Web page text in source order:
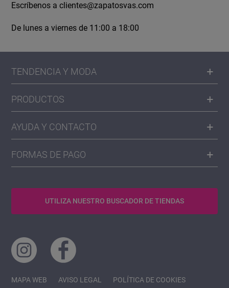
Escríbenos aclientes@zapatosvas.com
De lunes a viernes de 11:00 a 18:00
TENDENCIA Y MODA
PRODUCTOS
AYUDA Y CONTACTO
FORMAS DE PAGO
UTILIZA NUESTRO BUSCADOR DE TIENDAS
MAPA WEB AVISO LEGAL POLÍTICA DE COOKIES